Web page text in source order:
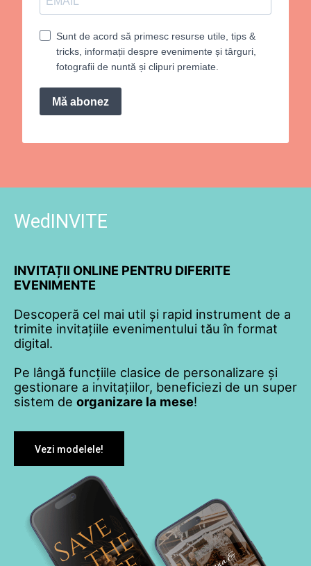
Sunt de acord să primesc resurse utile, tips &
tricks, informații despre evenimente și târguri,
fotografii de nuntă și clipuri premiate.
Mă abonez
WedINVITE
INVITAȚII ONLINE PENTRU DIFERITE
EVENIMENTE
Descoperă cel mai util și rapid instrument de a
trimite invitațiile evenimentului tău în format
digital.
Pe lângă funcțiile clasice de personalizare și
gestionare a invitațiilor, beneficiezi de un super
sistem de organizare la mese!
Vezi modelele!